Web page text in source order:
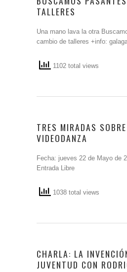
TALLERES
Una mano lava la otra
cambio de talleres +info:
1102 total views
TRES MIRADAS
VIDEODANZA
Fecha: jueves 22 de Mayo de
Entrada Libre
1038 total views
CHARLA: LA
JUVENTUD CON